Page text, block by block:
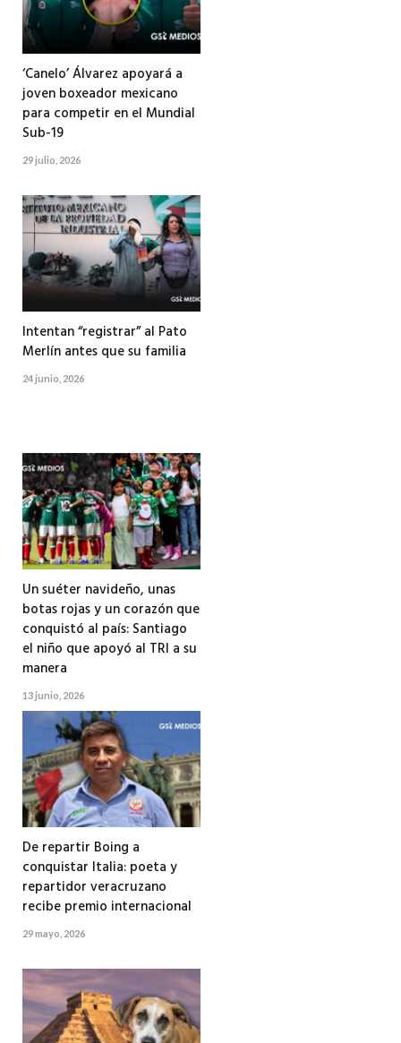
‘Canelo’ Álvarez apoyará a
joven boxeador mexicano
para competir en el Mundial
Sub-19
29 julio, 2026
Intentan “registrar” al Pato
Merlín antes que su familia
24 junio, 2026
Un suéter navideño, unas
botas rojas y un corazón que
conquistó al país: Santiago
el niño que apoyó al TRI a su
manera
13 junio, 2026
De repartir Boing a
conquistar Italia: poeta y
repartidor veracruzano
recibe premio internacional
29 mayo, 2026